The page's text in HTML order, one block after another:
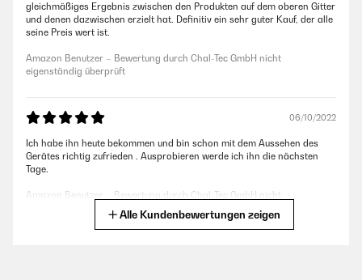
gleichmäßiges Ergebnis zwischen den Produkten auf dem oberen Gitter
und denen dazwischen erzielt hat. Definitiv ein sehr guter Kauf, der alle
seine Preis wert ist.
Amazon Benutzer – Bewertung durch Chal-Tec GmbH nicht
eigenständig überprüft
06/10/2022
Ich habe ihn heute bekommen und bin schon mit dem Aussehen des
Gerätes richtig zufrieden . Ausprobieren werde ich ihn die nächsten
Tage.
Amazon Benutzer – Bewertung durch Chal-Tec GmbH nicht
eigenständig überprüftAlle Kundenbewertungen zeigen